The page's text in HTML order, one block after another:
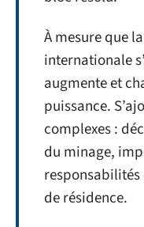
À mesure que
internationale
augmente et
puissance.
complexes :
du minage,
de résidence.